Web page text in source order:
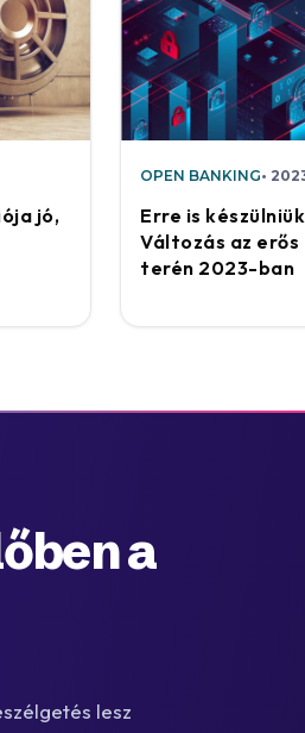
jó,
OPEN BANKING
Erre is
Változás az
terén 2023-ban
a
lesz